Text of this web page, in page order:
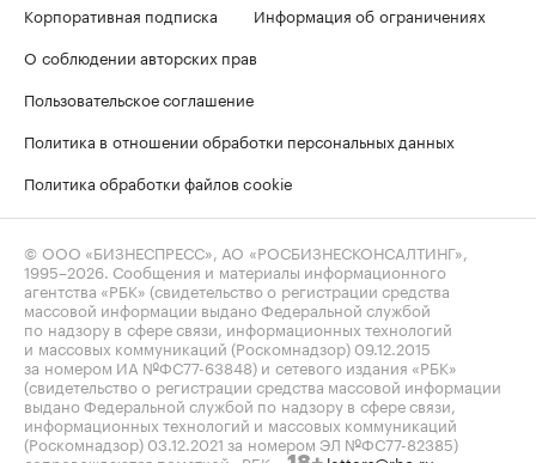
Корпоративная подписка
Информация об ограничениях
О соблюдении авторских прав
Пользовательское соглашение
Политика в отношении обработки персональных данных
Политика обработки файлов cookie
© ООО «БИЗНЕСПРЕСС», АО «РОСБИЗНЕСКОНСАЛТИНГ»,
1995–2026 . Сообщения и материалы информационного
агентства «РБК» (свидетельство о регистрации средства
массовой информации выдано Федеральной службой
по надзору в сфере связи, информационных технологий
и массовых коммуникаций (Роскомнадзор) 09.12.2015
за номером ИА №ФС77-63848) и сетевого издания «РБК»
(свидетельство о регистрации средства массовой информации
выдано Федеральной службой по надзору в сфере связи,
информационных технологий и массовых коммуникаций
(Роскомнадзор) 03.12.2021 за номером ЭЛ №ФС77-82385)